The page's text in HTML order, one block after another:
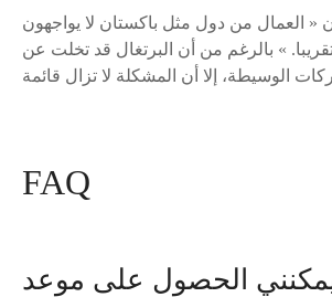
« العمال من دول مثل باكستان لا يواجهون
» بالرغم من أن البرتغال قد تخلت عن
FAQ
الحصول على موعد